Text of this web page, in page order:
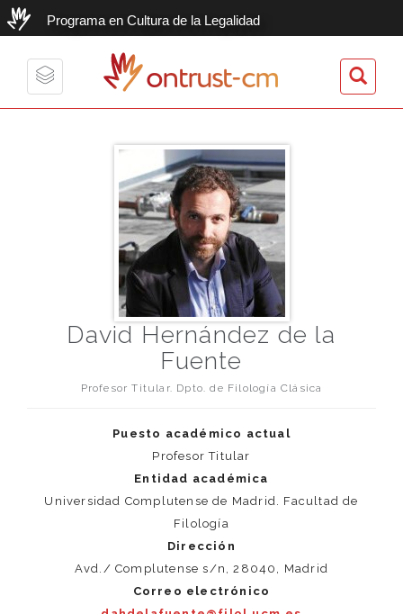
Programa en Cultura de la Legalidad
Toggle
ontrust-cm
David Hernández de la
Fuente
Profesor Titular. Dpto. de Filología Clásica
Puesto académico actual
Profesor Titular
Entidad académica
Universidad Complutense de Madrid. Facultad de
Filología
Dirección
Avd./ Complutense s/n, 28040, Madrid
Correo electrónico